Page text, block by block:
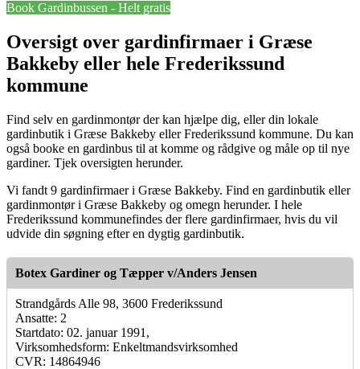
Book Gardinbussen - Helt gratis
Oversigt over gardinfirmaer i Græse
Bakkeby eller hele Frederikssund
kommune
Find selv en gardinmontør der kan hjælpe dig, eller din lokale
gardinbutik i Græse Bakkeby eller Frederikssund kommune. Du kan
også booke en gardinbus til at komme og rådgive og måle op til nye
gardiner. Tjek oversigten herunder.
Vi fandt 9 gardinfirmaer i Græse Bakkeby. Find en gardinbutik eller
gardinmontør i Græse Bakkeby og omegn herunder. I hele
Frederikssund kommunefindes der flere gardinfirmaer, hvis du vil
udvide din søgning efter en dygtig gardinbutik.
Botex Gardiner og Tæpper v/Anders Jensen
Strandgårds Alle 98, 3600 Frederikssund
Ansatte: 2
Startdato: 02. januar 1991,
Virksomhedsform: Enkeltmandsvirksomhed
CVR: 14864946